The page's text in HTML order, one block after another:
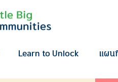
Learn to Unlock แผน